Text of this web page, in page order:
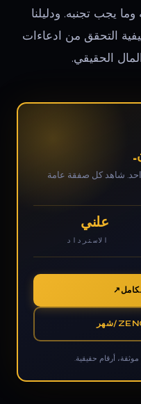
يجب تجنبه. ودليلنا
التحقق من ادعاءات
الحقيقي.
شاهد كل صفقة عامة
علني
الاسترداد
أرقام حقيقية.